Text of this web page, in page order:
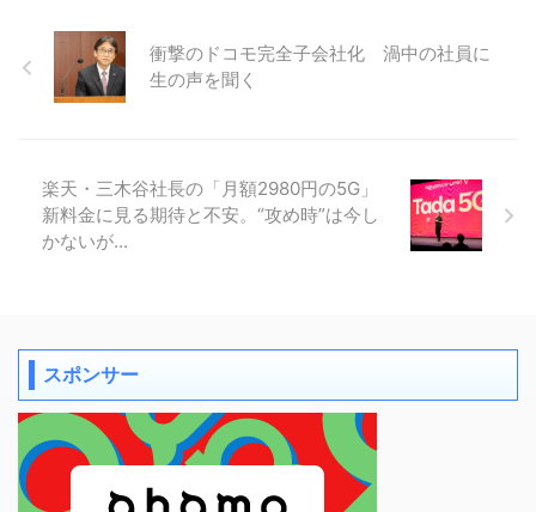
衝撃のドコモ完全子会社化 渦中の社員に
生の声を聞く
楽天・三木谷社長の「月額2980円の5G」
新料金に見る期待と不安。“攻め時”は今し
かないが...
スポンサー